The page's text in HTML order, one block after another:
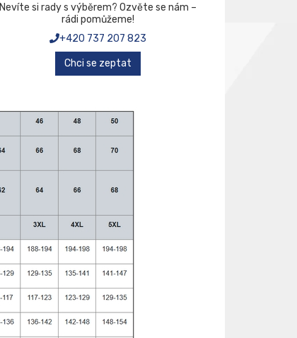
Nevíte si rady s výběrem? Ozvěte se nám –
rádi pomůžeme!
+420 737 207 823
Chci se zeptat